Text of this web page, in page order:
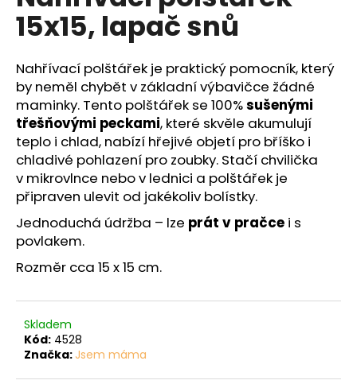
0,0
hvězdiček.
15x15, lapač snů
Nahřívací polštářek je praktický pomocník, který
by neměl chybět v základní výbavičce žádné
maminky. Tento polštářek se 100%sušenými
třešňovými peckami, které skvěle akumulují
teplo i chlad, nabízí hřejivé objetí pro bříško i
chladivé pohlazení pro zoubky. Stačí chvilička
v mikrovlnce nebo v lednici a polštářek je
připraven ulevit od jakékoliv bolístky.
Jednoduchá údržba – lze prát v pračce i s
povlakem.
Rozměr cca 15 x 15 cm.
Skladem
Kód: 4528
Značka: Jsem máma
u
j
m
e